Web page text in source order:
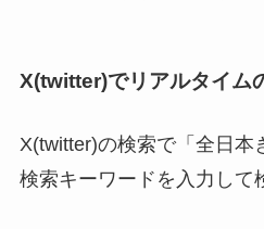
X(twitter)でリアルタイム
X(twitter)の検索で「全日本
検索キーワードを入力して